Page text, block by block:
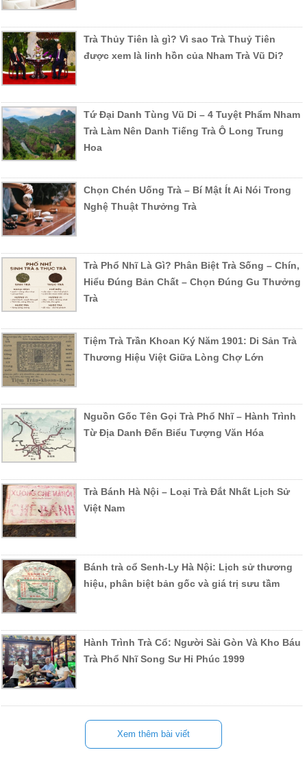
Trà Thủy Tiên là gì? Vì sao Trà Thuỷ Tiên
được xem là linh hồn của Nham Trà Vũ Di?
Tứ Đại Danh Tùng Vũ Di – 4 Tuyệt Phẩm Nham
Trà Làm Nên Danh Tiếng Trà Ô Long Trung
Hoa
Chọn Chén Uống Trà – Bí Mật Ít Ai Nói Trong
Nghệ Thuật Thưởng Trà
Trà Phổ Nhĩ Là Gì? Phân Biệt Trà Sống – Chín,
Hiểu Đúng Bản Chất – Chọn Đúng Gu Thưởng
Trà
Tiệm Trà Trần Khoan Ký Năm 1901: Di Sản Trà
Thương Hiệu Việt Giữa Lòng Chợ Lớn
Nguồn Gốc Tên Gọi Trà Phổ Nhĩ – Hành Trình
Từ Địa Danh Đến Biểu Tượng Văn Hóa
Trà Bánh Hà Nội – Loại Trà Đắt Nhất Lịch Sử
Việt Nam
Bánh trà cổ Senh-Ly Hà Nội: Lịch sử thương
hiệu, phân biệt bản gốc và giá trị sưu tầm
Hành Trình Trà Cổ: Người Sài Gòn Và Kho Báu
Trà Phổ Nhĩ Song Sư Hỉ Phúc 1999
Xem thêm bài viết